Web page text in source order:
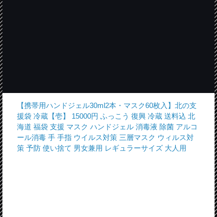
【携帯用ハンドジェル30ml2本・マスク60枚入】北の支
援袋 冷蔵【壱】 15000円 ふっこう 復興 冷蔵 送料込 北
海道 福袋 支援 マスク ハンドジェル 消毒液 除菌 アルコ
ール消毒 手 手指 ウイルス対策 三層マスク ウィルス対
策 予防 使い捨て 男女兼用 レギュラーサイズ 大人用